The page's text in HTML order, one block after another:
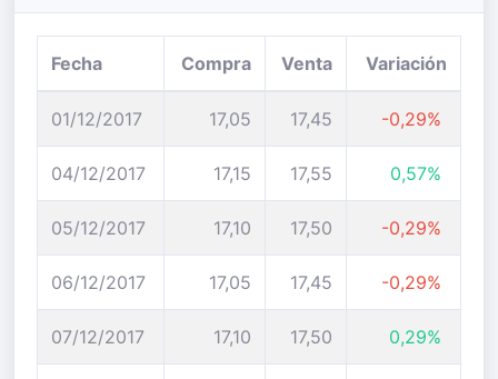
Fecha Compra Venta Variación
01/12/2017 17,05 17,45 -0,29%
04/12/2017 17,15 17,55 0,57%
05/12/2017 17,10 17,50 -0,29%
06/12/2017 17,05 17,45 -0,29%
07/12/2017 17,10 17,50 0,29%